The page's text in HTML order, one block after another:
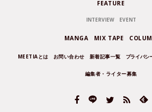
FEATURE
INTERVIEW EVENT
MANGA MIX TAPE
MEETIAとは お問い合わせ 新着記事一覧 プライバシ
編集者・ライター募集